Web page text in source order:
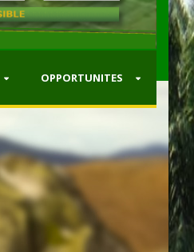
OPPORTUNITES